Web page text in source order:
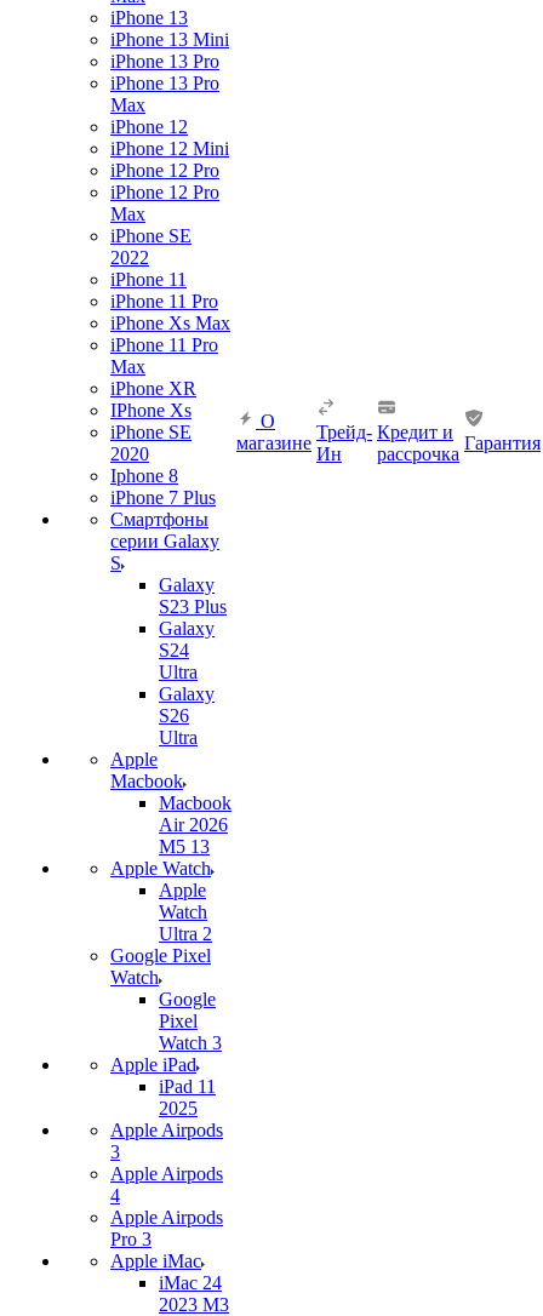
iPhone 13
iPhone 13 Mini
iPhone 13 Pro
iPhone 13 Pro
Max
iPhone 12
iPhone 12 Mini
iPhone 12 Pro
iPhone 12 Pro
Max
iPhone SE
2022
iPhone 11
iPhone 11 Pro
iPhone Xs Max
iPhone 11 Pro
Max
iPhone XR
IPhone Xs
iPhone SE
2020
Iphone 8
iPhone 7 Plus
Смартфоны
серии Galaxy
S
Galaxy
S23 Plus
Galaxy
S24
Ultra
Galaxy
S26
Ultra
Apple
Macbook
Macbook
Air 2026
M5 13
Apple Watch
Apple
Watch
Ultra 2
Google Pixel
Watch
Google
Pixel
Watch 3
Apple iPad
iPad 11
2025
Apple Airpods
3
Apple Airpods
4
Apple Airpods
Pro 3
Apple iMac
iMac 24
2023 M3
О
магазине
Трейд-
Ин
Кредит и
рассрочка
Гарантия